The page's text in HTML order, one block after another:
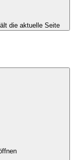
die aktuelle Seite